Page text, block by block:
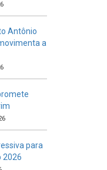
Antônio
a
para
2026